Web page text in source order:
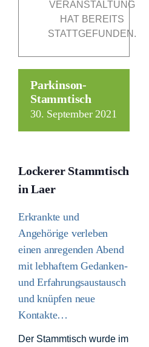
Förderer
VERANSTALTUNG
HAT BEREITS
STATTGEFUNDEN.
Parkinson-
Stammtisch
30. September 2021
Lockerer Stammtisch
in Laer
Erkrankte und
Angehörige verleben
einen anregenden Abend
mit lebhaftem Gedanken-
und Erfahrungsaustausch
und knüpfen neue
Kontakte…
Der Stammtisch wurde im